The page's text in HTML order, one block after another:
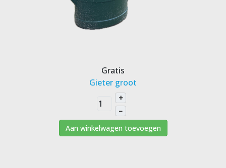
Gratis
Gieter groot
+
–
Aan winkelwagen toevoegen